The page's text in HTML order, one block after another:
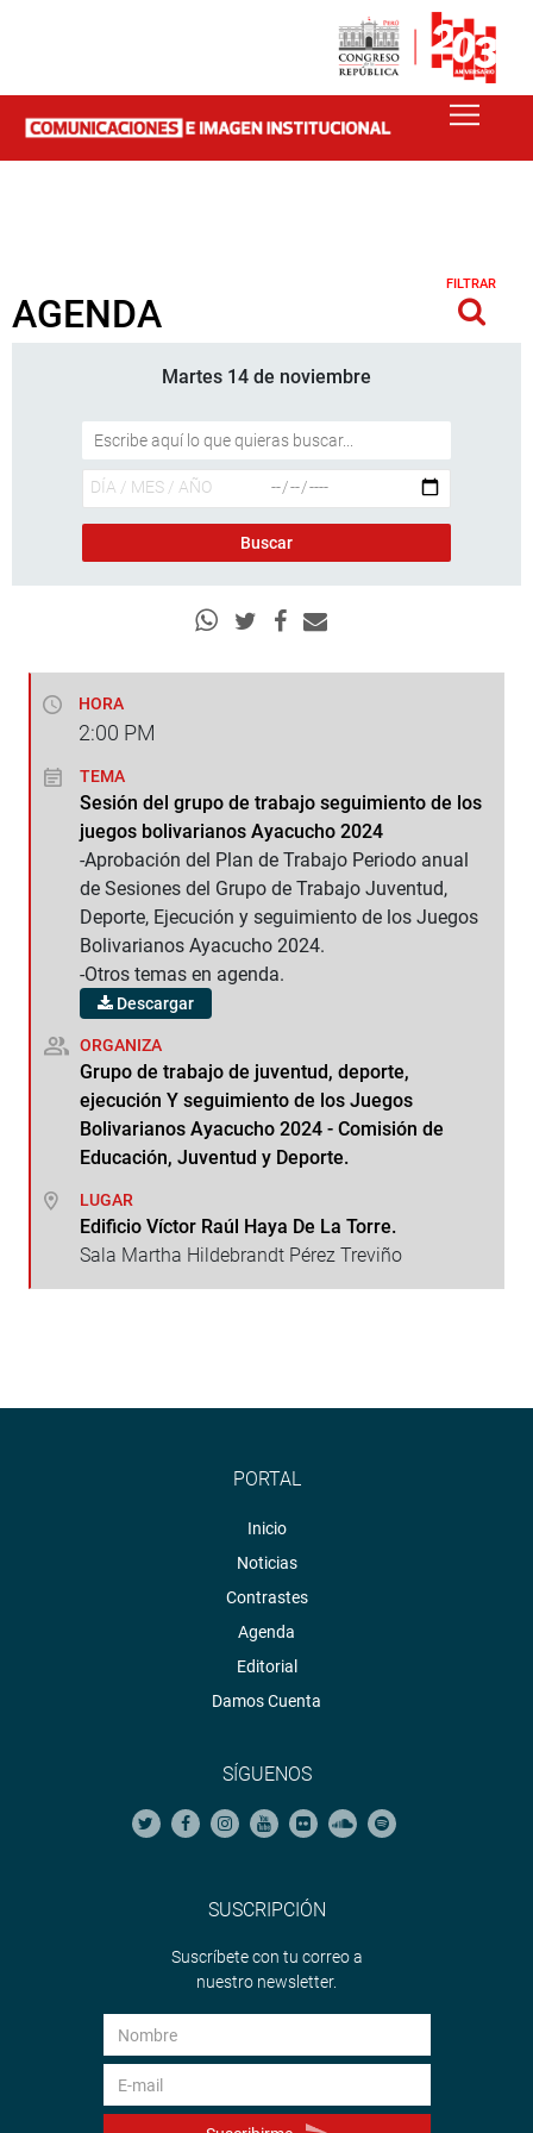
AGENDA
FILTRAR
Martes 14 de noviembre
HORA
2:00 PM
TEMA
Sesión del grupo de trabajo seguimiento de los
juegos bolivarianos Ayacucho 2024
-Aprobación del Plan de Trabajo Periodo anual
de Sesiones del Grupo de Trabajo Juventud,
Deporte, Ejecución y seguimiento de los Juegos
Bolivarianos Ayacucho 2024.
-Otros temas en agenda.
Descargar
ORGANIZA
Grupo de trabajo de juventud, deporte,
ejecución Y seguimiento de los Juegos
Bolivarianos Ayacucho 2024 - Comisión de
Educación, Juventud y Deporte.
LUGAR
Edificio Víctor Raúl Haya De La Torre.
Sala Martha Hildebrandt Pérez Treviño
PORTAL
Inicio
Noticias
Contrastes
Agenda
Editorial
Damos Cuenta
SÍGUENOS
SUSCRIPCIÓN
Suscríbete con tu correo a
nuestro newsletter.